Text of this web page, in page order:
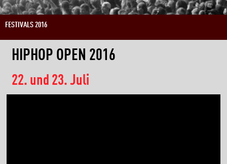
FESTIVALS 2016
HIPHOP OPEN 2016
22. und 23. Juli